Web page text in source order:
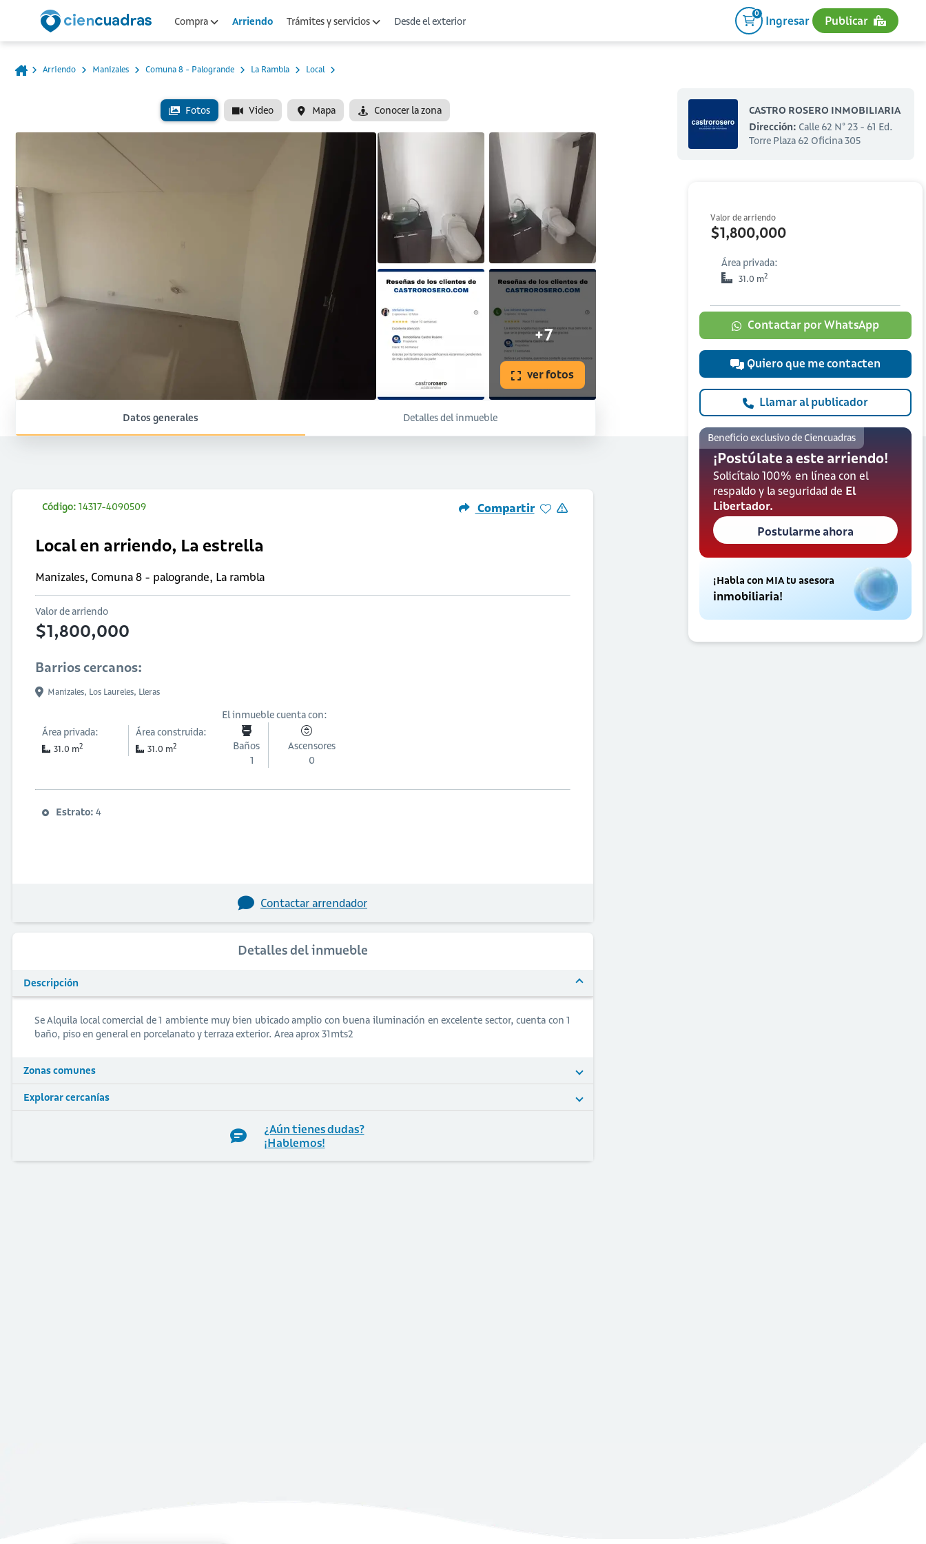
Compra Arriendo Trámites y servicios Desde el exterior
0
Ingresar Publicar
Arriendo Manizales Comuna 8 - Palogrande La Rambla Local
Fotos Video Mapa Conocer la zona
+7
ver fotos
CASTRO ROSERO INMOBILIARIA
Dirección: Calle 62 N° 23 - 61 Ed.
Torre Plaza 62 Oficina 305
Valor de arriendo
$1,800,000
Área privada:
31.0 m2
Contactar por WhatsApp
Quiero que me contacten
Llamar al publicador
Beneficio exclusivo de Ciencuadras
¡Postúlate a este arriendo!
Solicítalo 100% en línea con el
respaldo y la seguridad de El
Libertador.
Postularme ahora
¡Habla con MIA tu asesora
inmobiliaria!
Datos generales Detalles del inmueble
Código: 14317-4090509 Compartir
Local en arriendo, La estrella
Manizales, Comuna 8 - palogrande, La rambla
Valor de arriendo
$1,800,000
Barrios cercanos:
Manizales, Los Laureles, Lleras
Área privada:
31.0 m2
Área construida:
31.0 m2
El inmueble cuenta con:
Baños
1
Ascensores
0
Estrato: 4
Contactar arrendador
Detalles del inmueble
Descripción
Se Alquila local comercial de 1 ambiente muy bien ubicado amplio con buena iluminación en excelente sector, cuenta con 1
baño, piso en general en porcelanato y terraza exterior. Area aprox 31mts2
Zonas comunes
Explorar cercanías
¿Aún tienes dudas?
¡Hablemos!